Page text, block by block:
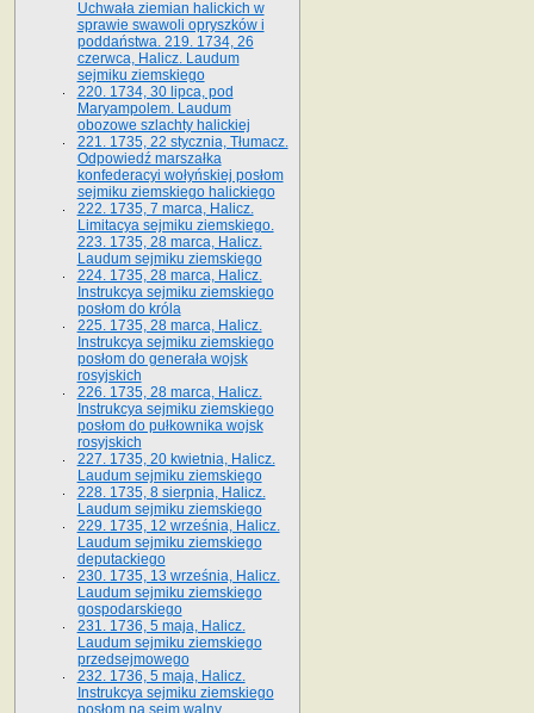
Uchwała ziemian halickich w
sprawie swawoli opryszków i
poddaństwa. 219. 1734, 26
czerwca, Halicz. Laudum
sejmiku ziemskiego
220. 1734, 30 lipca, pod
Maryampolem. Laudum
obozowe szlachty halickiej
221. 1735, 22 stycznia, Tłumacz.
Odpowiedź marszałka
konfederacyi wołyńskiej posłom
sejmiku ziemskiego halickiego
222. 1735, 7 marca, Halicz.
Limitacya sejmiku ziemskiego.
223. 1735, 28 marca, Halicz.
Laudum sejmiku ziemskiego
224. 1735, 28 marca, Halicz.
Instrukcya sejmiku ziemskiego
posłom do króla
225. 1735, 28 marca, Halicz.
Instrukcya sejmiku ziemskiego
posłom do generała wojsk
rosyjskich
226. 1735, 28 marca, Halicz.
Instrukcya sejmiku ziemskiego
posłom do pułkownika wojsk
rosyjskich
227. 1735, 20 kwietnia, Halicz.
Laudum sejmiku ziemskiego
228. 1735, 8 sierpnia, Halicz.
Laudum sejmiku ziemskiego
229. 1735, 12 września, Halicz.
Laudum sejmiku ziemskiego
deputackiego
230. 1735, 13 września, Halicz.
Laudum sejmiku ziemskiego
gospodarskiego
231. 1736, 5 maja, Halicz.
Laudum sejmiku ziemskiego
przedsejmowego
232. 1736, 5 maja, Halicz.
Instrukcya sejmiku ziemskiego
posłom na sejm walny